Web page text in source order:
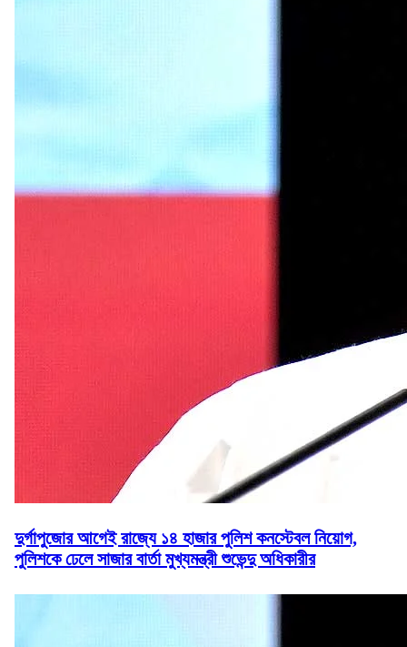
দুর্গাপুজোর আগেই রাজ্যে ১৪ হাজার পুলিশ কনস্টেবল নিয়োগ,
পুলিশকে ঢেলে সাজার বার্তা মুখ্যমন্ত্রী শুভেন্দু অধিকারীর